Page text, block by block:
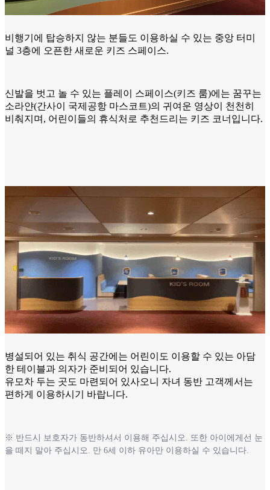
비행기에 탑승하지 않는 분들도 이용하실 수 있는 중앙 터미
널 3층에 오픈한 새로운 키즈 스페이스.
신발을 벗고 놀 수 있는 플레이 스페이스(키즈 룸)에는 꿈꾸는
소라얀(간사이 국제공항 마스코트)의 귀여운 영상이 천천히
비춰지며, 어린이들의 휴식처로 추천드리는 키즈 코너입니다.
병설되어 있는 취식 공간에는 어린이도 이용할 수 있는 아담
한 테이블과 의자가 준비되어 있습니다.
유모차 두는 곳도 마련되어 있사오니 자녀 동반 고객께서는
편하게 이용하시기 바랍니다.
※ 반드시 보호자가 동반하셔서 이용해 주십시오. 또한 아이에게선 눈
을 떼지 말아 주십시오. 만 6세 이하 유아만 이용하실 수 있습니다.